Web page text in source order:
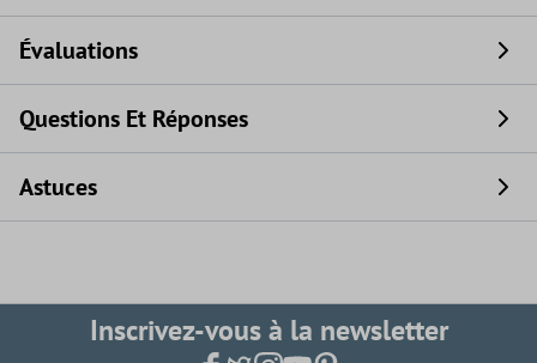
Évaluations
Questions Et Réponses
Astuces
Inscrivez-vous à la newsletter